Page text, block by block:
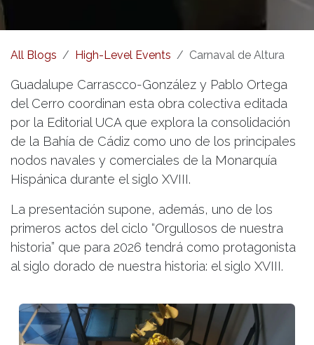
All Blogs High-Level Events Carnaval de Altura
Guadalupe Carrascco-González y Pablo Ortega
del Cerro coordinan esta obra colectiva editada
por la Editorial UCA que explora la consolidación
de la Bahía de Cádiz como uno de los principales
nodos navales y comerciales de la Monarquía
Hispánica durante el siglo XVIII.
La presentación supone, además, uno de los
primeros actos del ciclo “Orgullosos de nuestra
historia” que para 2026 tendrá como protagonista
al siglo dorado de nuestra historia: el siglo XVIII.